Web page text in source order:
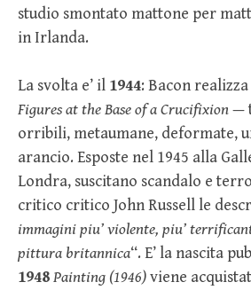
studio smontato mattone per
in Irlanda.
La svolta e’ il 1944: Bacon realizza
Figures at the Base of a Crucifixion—
orribili, metaumane, deformate,
arancio. Esposte nel 1945 alla
Londra, suscitano scandalo e
critico critico John Russell le
immagini piu’ violente, piu’
pittura britannica“. E’ la nascita
1948Painting (1946)viene